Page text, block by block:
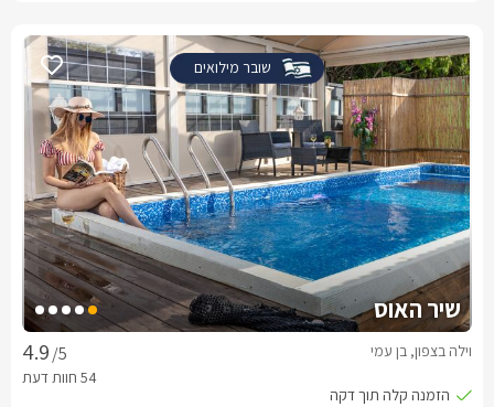
שובר מילואים
שיר האוס
/5 וילה בצפון, בן עמי